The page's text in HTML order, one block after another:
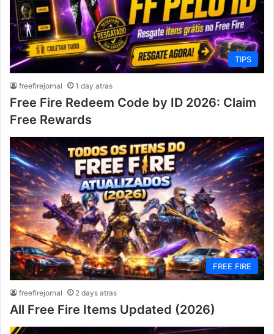
TIPS
freefirejornal 1 day atras
Free Fire Redeem Code by ID 2026: Claim
Free Rewards
FREE FIRE
freefirejornal 2 days atras
All Free Fire Items Updated (2026)